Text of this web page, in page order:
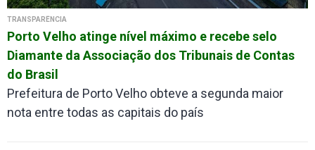
TRANSPARÊNCIA
Porto Velho atinge nível máximo e recebe selo
Diamante da Associação dos Tribunais de Contas
do Brasil
Prefeitura de Porto Velho obteve a segunda maior
nota entre todas as capitais do país